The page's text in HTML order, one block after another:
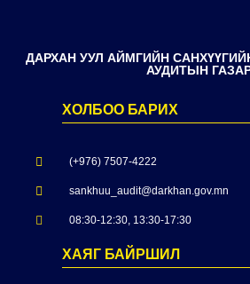
ДАРХАН УУЛ АЙМГИЙН
АУДИТЫН
ХОЛБОО БАРИХ
(+976) 7507-4222
sankhuu_audit@darkhan.gov.mn
08:30-12:30, 13:30-17:30
ХАЯГ БАЙРШИЛ